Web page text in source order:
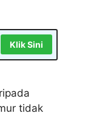
Klik Sini
tidak